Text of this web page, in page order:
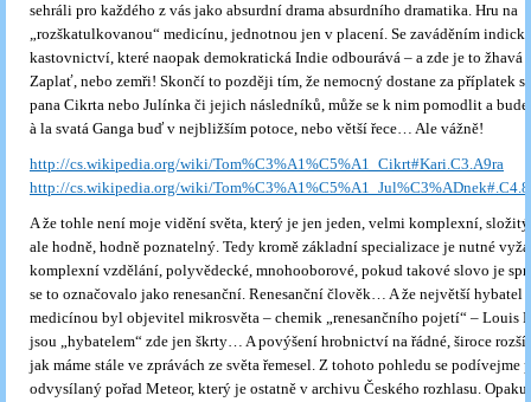
sehráli pro každého z vás jako absurdní drama absurdního dramatika. Hru na
„rozškatulkovanou“ medicínu, jednotnou jen v placení. Se zaváděním
kastovnictví, které naopak demokratická Indie odbourává – a zde je to žhavá
Zaplať, nebo zemři! Skončí to později tím, že nemocný dostane za příplatek
pana Cikrta nebo Julínka či jejich následníků, může se k nim pomodlit a
à la svatá Ganga buď v nejbližším potoce, nebo větší řece… Ale vážně!
http://cs.wikipedia.org/wiki/Tom%C3%A1%C5%A1_Cikrt#Kari.C3.A9ra
http://cs.wikipedia.org/wiki/
A že tohle není moje vidění světa, který je jen jeden, velmi komplexní,
ale hodně, hodně poznatelný. Tedy kromě základní specializace je nutné
komplexní vzdělání, polyvědecké, mnohooborové, pokud takové slovo je
se to označovalo jako renesanční. Renesanční člověk… A že největší hybatel
medicínou byl objevitel mikrosvěta – chemik „renesančního pojetí“ – Louis
jsou „hybatelem“ zde jen škrty… A povýšení hrobnictví na řádné, široce
jak máme stále ve zprávách ze světa řemesel. Z tohoto pohledu se podívejme
odvysílaný pořad Meteor, který je ostatně v archivu Českého rozhlasu.